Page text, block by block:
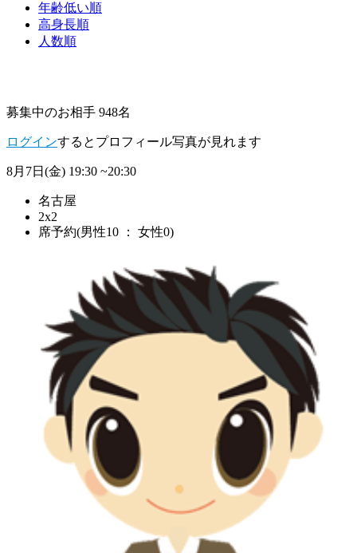
年齢低い順
高身長順
人数順
募集中のお相手 948名
ログインするとプロフィール写真が見れます
8月7日(金) 19:30 ~20:30
名古屋
2x2
席予約(男性10 ： 女性0)